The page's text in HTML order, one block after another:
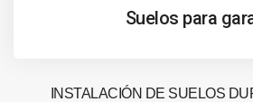
Suelos para
INSTALACIÓN DE SUELOS